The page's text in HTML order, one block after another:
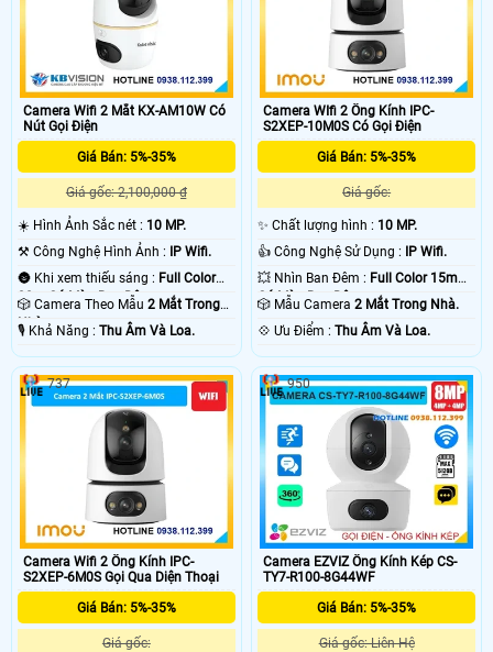
Camera Wifi 2 Mắt KX-AM10W Có
Nút Gọi Điện
Giá Bán: 5%-35%
Giá gốc: 2,100,000 ₫
☀️ Hình Ảnh Sắc nét : 10 MP.
⚒ Công Nghệ Hình Ảnh :
IP Wifi.
🌚 Khi xem thiếu sáng : Full Color
30m Có Màu Ban Ðêm.
🎲 Camera Theo Mẫu 2 Mắt Trong
Nhà.
️🎙 Khả Năng : Thu Âm Và Loa.
Camera WIfi 2 Ống Kính IPC-
S2XEP-10M0S Có Gọi Điện
Giá Bán: 5%-35%
Giá gốc:
✨ Chất lượng hình : 10 MP.
👍 Công Nghệ Sử Dụng :
IP Wifi.
💥 Nhìn Ban Đêm : Full Color 15m
Có Màu Ban Ðêm.
🎲 Mẫu Camera2 Mắt Trong Nhà.
️💠 Ưu Điểm :Thu Âm Và Loa.
Camera Wifi 2 Ống Kính IPC-
S2XEP-6M0S Gọi Qua Diện Thoại
Giá Bán: 5%-35%
Giá gốc:
737
Camera EZVIZ Ống Kính Kép CS-
TY7-R100-8G44WF
Giá Bán: 5%-35%
Giá gốc: Liên Hệ
950